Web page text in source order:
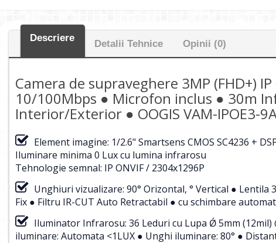
Descriere
Detalii Tehnice Opinii (0)
Camera de supraveghere 3MP (FHD+)
10/100Mbps ● Microfon inclus ● 30m
Interior/Exterior ● OOGIS VAM-IPOE3-
Element imagine: 1/2.6" Smartsens CMOS SC4236 +
Iluminare minima 0 Lux cu lumina infrarosu
Tehnologie semnal: IP ONVIF / 2304x1296P
Unghiuri vizualizare: 90° Orizontal, ° Vertical ● Lentila
Fix ● Filtru IR-CUT Auto Retractabil ● cu schimbare
Iluminator Infrarosu: 36 Leduri cu Lupa Ǿ 5mm (12mil)
iluminare: Automata <1LUX ● Unghi iluminare: 80° ●